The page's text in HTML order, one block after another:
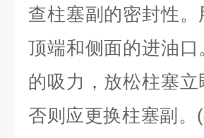
查柱塞副的密封性
顶端和侧面的进油
的吸力，放松柱塞
否则应更换柱塞副